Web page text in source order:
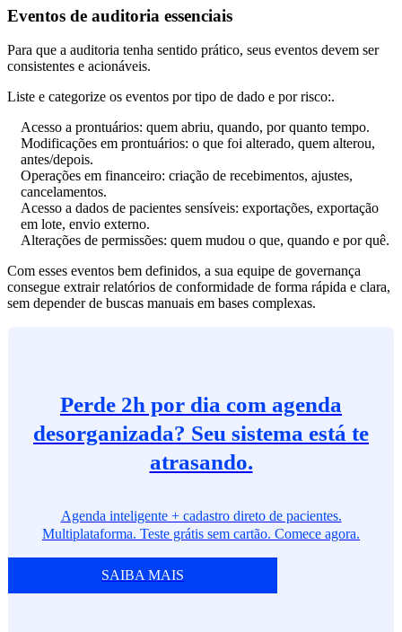
Eventos de auditoria essenciais
Para que a auditoria tenha sentido prático, seus eventos devem ser
consistentes e acionáveis.
Liste e categorize os eventos por tipo de dado e por risco:.
Acesso a prontuários: quem abriu, quando, por quanto tempo.
Modificações em prontuários: o que foi alterado, quem alterou,
antes/depois.
Operações em financeiro: criação de recebimentos, ajustes,
cancelamentos.
Acesso a dados de pacientes sensíveis: exportações, exportação
em lote, envio externo.
Alterações de permissões: quem mudou o que, quando e por quê.
Com esses eventos bem definidos, a sua equipe de governança
consegue extrair relatórios de conformidade de forma rápida e clara,
sem depender de buscas manuais em bases complexas.
Perde 2h por dia com agenda
desorganizada? Seu sistema está te
atrasando.
Agenda inteligente + cadastro direto de pacientes.
Multiplataforma. Teste grátis sem cartão. Comece agora.
SAIBA MAIS